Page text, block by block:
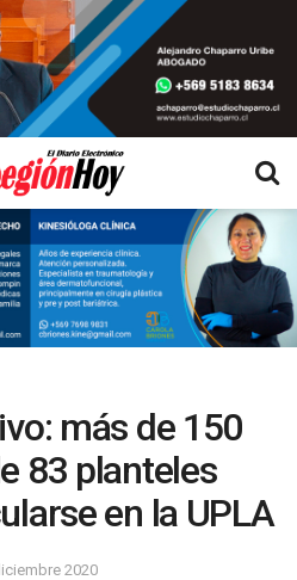
más de 150
83 planteles
en la UPLA
2020